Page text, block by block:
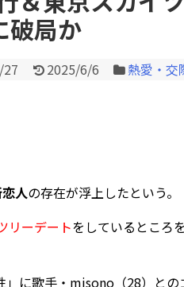
破局か
2025/6/6 熱愛・交
人の存在が浮上したという。
リーデートをしているところ
に歌手・misono（28）との